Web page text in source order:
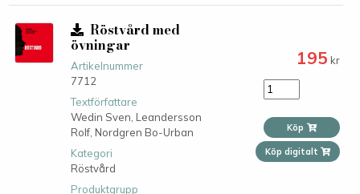
Röstvård med
övningar
Artikelnummer
7712
Textförfattare
Wedin Sven, Leandersson
Rolf, Nordgren Bo-Urban
Kategori
Röstvård
Produktgrupp
195 kr
Köp
Köp digitalt